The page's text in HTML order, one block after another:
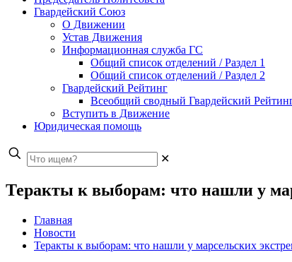
Гвардейский Союз
О Движении
Устав Движения
Информационная служба ГС
Общий список отделений / Раздел 1
Общий список отделений / Раздел 2
Гвардейский Рейтинг
Всеобщий сводный Гвардейский
Вступить в Движение
Юридическая помощь
✕
Теракты к выборам: что нашли у
Главная
Новости
Теракты к выборам: что нашли у марсельских